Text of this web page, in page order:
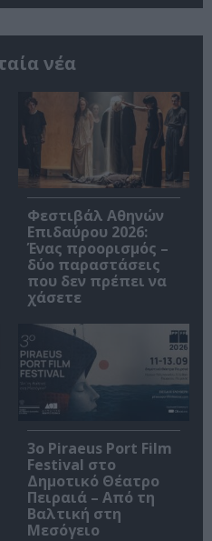
νέα
Φεστιβάλ Αθηνών
Επιδαύρου 2026:
Ένας προορισμός –
δύο παραστάσεις
που δεν πρέπει να
χάσετε
3o Piraeus Port Film
Festival στο
Δημοτικό Θέατρο
Πειραιά – Από τη
Βαλτική στη
Μεσόγειο